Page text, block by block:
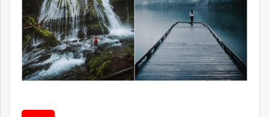
mminfo.mn
ugluu.mn
urlag.mn
unen.mn
asu.mn
shudarga.mn
unuudur.mn